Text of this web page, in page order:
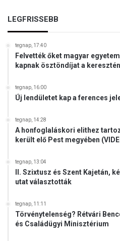
y
d
s
é
e
LEGFRISSEBB
tegnap, 17:40
Felvették őket magyar
kapnak ösztöndíjat a
tegnap, 16:00
Új lendületet kap a ferences
tegnap, 14:28
A honfoglaláskori elithez
került elő Pest megyében
tegnap, 13:04
II. Szixtusz és Szent Kajetán,
utat választották
tegnap, 11:11
Törvénytelenség? Rétvári
és Családügyi Minisztérium